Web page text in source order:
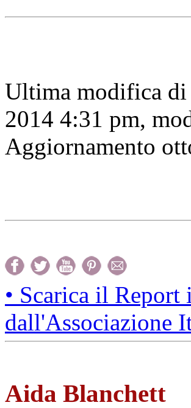
Ultima modifica
2014 4:31 pm,
Aggiornamento
• Scarica il
dall'Associazione
Aida Blanchett